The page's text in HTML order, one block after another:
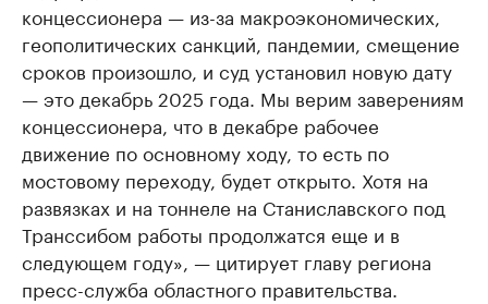
концессионера — из-за макроэкономических,
геополитических санкций, пандемии, смещение
сроков произошло, и суд установил новую дату
— это декабрь 2025 года. Мы верим заверениям
концессионера, что в декабре рабочее
движение по основному ходу, то есть по
мостовому переходу, будет открыто. Хотя на
развязках и на тоннеле на Станиславского под
Транссибом работы продолжатся еще и в
следующем году», — цитирует главу региона
пресс-служба областного правительства.